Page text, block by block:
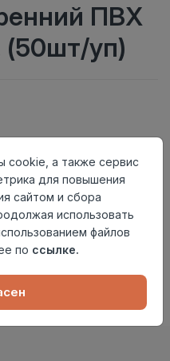
ПВХ
уп)
корзину
может отличаться от
сайте. Проверяйте
и комплектации
cookie, а также сервис
для повышения
сайтом и сбора
использовать
файлов
по ссылке.